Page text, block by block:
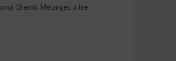
Chemli: Mélanges à lire